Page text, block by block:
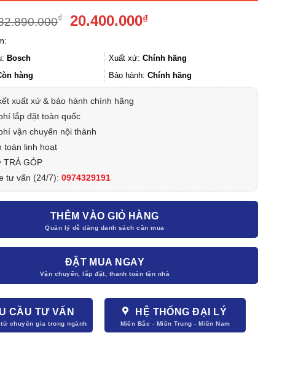
₫
Giá
32.890.000₫.
20.400.000₫Giá
là:
20.400.000₫.
Bosch Xuất xứ:Chính hãng
hàng Bảo hành:Chính hãng
xuất xứ & bảo hành chính hãng
lắp đặt toàn quốc
vận chuyển nội thành
toán linh hoạt
TRẢ GÓP
tư vấn (24/7): 0974329191
THÊM VÀO GIỎ HÀNG
ĐẶT MUA NGAY
CẦU TƯ VẤN HỆ THỐNG ĐẠI LÝ